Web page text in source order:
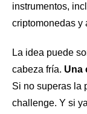
instrumentos,
criptomonedas y
La idea puede
cabeza fría. Una
Si no superas la
challenge. Y si